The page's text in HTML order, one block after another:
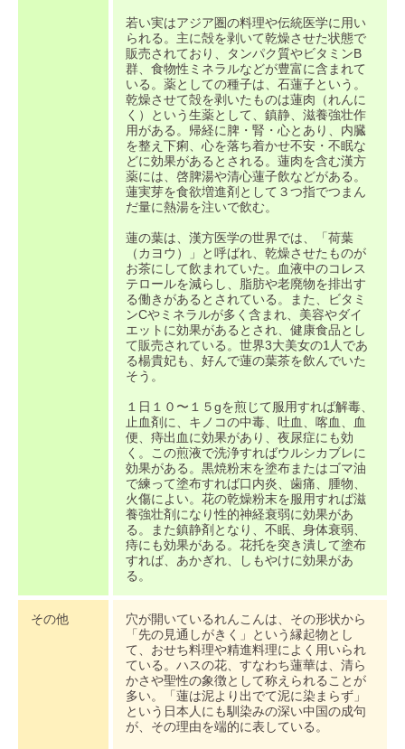
若い実はアジア圏の料理や伝統医学に用い
られる。主に殻を剥いて乾燥させた状態で
販売されており、タンパク質やビタミンB
群、食物性ミネラルなどが豊富に含まれて
いる。薬としての種子は、石蓮子という。
乾燥させて殻を剥いたものは蓮肉（れんに
く）という生薬として、鎮静、滋養強壮作
用がある。帰経に脾・腎・心とあり、内臓
を整え下痢、心を落ち着かせ不安・不眠な
どに効果があるとされる。蓮肉を含む漢方
薬には、啓脾湯や清心蓮子飲などがある。
蓮実芽を食欲増進剤として３つ指でつまん
だ量に熱湯を注いで飲む。
蓮の葉は、漢方医学の世界では、「荷葉
（カヨウ）」と呼ばれ、乾燥させたものが
お茶にして飲まれていた。血液中のコレス
テロールを減らし、脂肪や老廃物を排出す
る働きがあるとされている。また、ビタミ
ンCやミネラルが多く含まれ、美容やダイ
エットに効果があるとされ、健康食品とし
て販売されている。世界3大美女の1人であ
る楊貴妃も、好んで蓮の葉茶を飲んでいた
そう。
１日１０〜１５gを煎じて服用すれば解毒、
止血剤に、キノコの中毒、吐血、喀血、血
便、痔出血に効果があり、夜尿症にも効
く。この煎液で洗浄すればウルシカブレに
効果がある。黒焼粉末を塗布またはゴマ油
で練って塗布すれば口内炎、歯痛、腫物、
火傷によい。花の乾燥粉末を服用すれば滋
養強壮剤になり性的神経衰弱に効果があ
る。また鎮静剤となり、不眠、身体衰弱、
痔にも効果がある。花托を突き潰して塗布
すれば、あかぎれ、しもやけに効果があ
る。
その他
穴が開いているれんこんは、その形状から
「先の見通しがきく」という縁起物とし
て、おせち料理や精進料理によく用いられ
ている。ハスの花、すなわち蓮華は、清ら
かさや聖性の象徴として称えられることが
多い。「蓮は泥より出でて泥に染まらず」
という日本人にも馴染みの深い中国の成句
が、その理由を端的に表している。